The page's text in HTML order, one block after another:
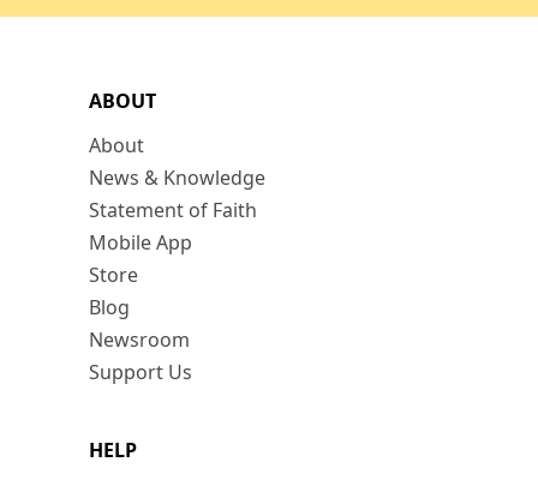
ABOUT
About
News & Knowledge
Statement of Faith
Mobile App
Store
Blog
Newsroom
Support Us
HELP